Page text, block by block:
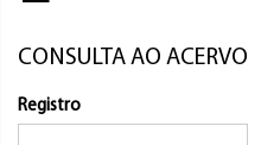
CONSULTA AO ACERVO
Registro